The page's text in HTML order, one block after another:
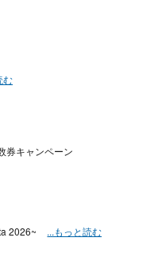
む
券キャンペーン
2026~ ...もっと読む